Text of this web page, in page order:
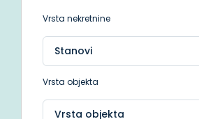
Vrsta nekretnine
Vrsta objekta